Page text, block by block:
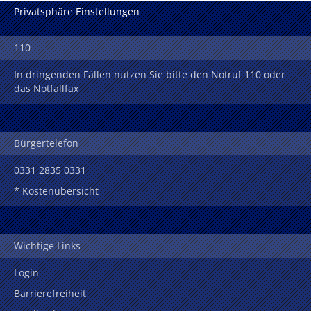
Privatsphäre Einstellungen
110
In dringenden Fällen nutzen Sie bitte den Notruf 110 oder
das Notfallfax
Bürgertelefon
0331 2835 0331
* Kostenübersicht
Wichtige Links
Login
Barrierefreiheit